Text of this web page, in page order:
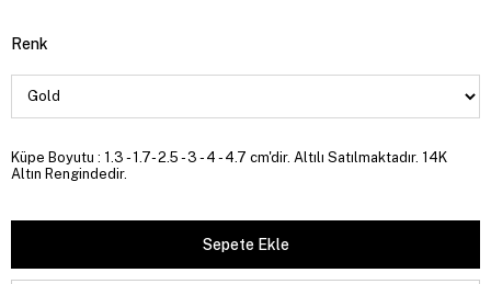
Renk
Küpe Boyutu : 1.3 - 1.7- 2.5 - 3 - 4 - 4.7 cm'dir. Altılı Satılmaktadır. 14K
Altın Rengindedir.